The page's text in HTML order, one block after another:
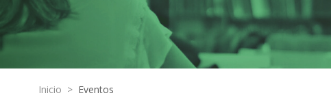
Inicio > Eventos